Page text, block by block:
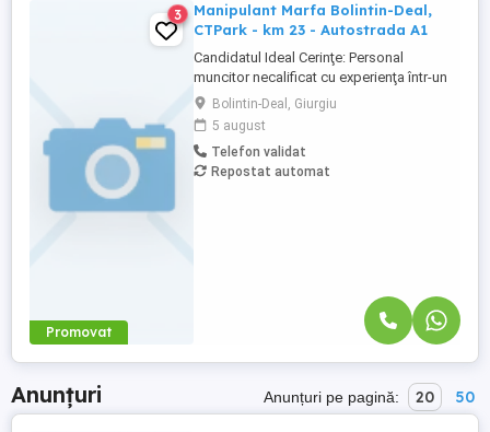
Promovat
3
Manipulant Marfa Bolintin-Deal,
CTPark - km 23 - Autostrada A1
Candidatul Ideal Cerinţe: Personal
muncitor necalificat cu experienţa într-un
depozit logistic; Cunostinţe în domeniul
logisticii; Persoană dinamică și
responsabilă; Program de lucru in ture
(6:00 - 14:30 și 13:30 22:00) intermediar
(8:30 - 17:00), L-V. Descrierea jobului
Bolintin-Deal, Giurgiu
5 august
Telefon validat
Repostat automat
Anunțuri Anunțuri pe pagină: 20 50